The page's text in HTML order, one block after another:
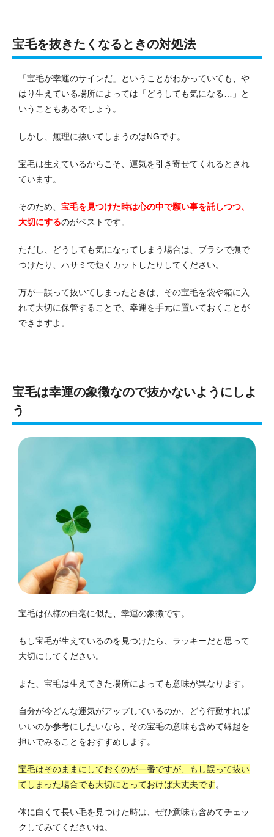
宝毛を抜きたくなるときの対処法
「宝毛が幸運のサインだ」ということがわかっていても、や
はり生えている場所によっては「どうしても気になる…」と
いうこともあるでしょう。
しかし、無理に抜いてしまうのはNGです。
宝毛は生えているからこそ、運気を引き寄せてくれるとされ
ています。
そのため、 宝毛を見つけた時は心の中で願い事を託しつつ、
大切にするのがベストです。
ただし、どうしても気になってしまう場合は、ブラシで撫で
つけたり、ハサミで短くカットしたりしてください。
万が一誤って抜いてしまったときは、その宝毛を袋や箱に入
れて大切に保管することで、幸運を手元に置いておくことが
できますよ。
宝毛は幸運の象徴なので抜かないようにしよ
う
宝毛は仏様の白毫に似た、幸運の象徴です。
もし宝毛が生えているのを見つけたら、ラッキーだと思って
大切にしてください。
また、宝毛は生えてきた場所によっても意味が異なります。
自分が今どんな運気がアップしているのか、どう行動すれば
いいのか参考にしたいなら、その宝毛の意味も含めて縁起を
担いでみることをおすすめします。
宝毛はそのままにしておくのが一番ですが、もし誤って抜い
てしまった場合でも大切にとっておけば大丈夫です。
体に白くて長い毛を見つけた時は、ぜひ意味も含めてチェッ
クしてみてくださいね。